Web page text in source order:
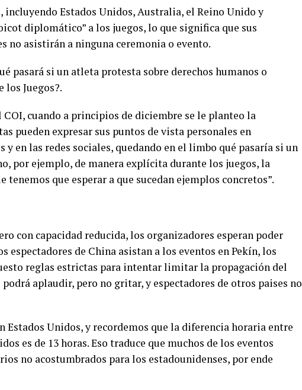
incluyendo Estados Unidos, Australia, el Reino Unido y
diplomático” a los juegos, lo que significa que sus
no asistirán a ninguna ceremonia o evento.
pasará si un atleta protesta sobre derechos humanos o
Juegos?.
cuando a principios de diciembre se le planteo la
pueden expresar sus puntos de vista personales en
en las redes sociales, quedando en el limbo qué pasaría si un
por ejemplo, de manera explícita durante los juegos, la
tenemos que esperar a que sucedan ejemplos concretos”.
con capacidad reducida, los organizadores esperan poder
espectadores de China asistan a los eventos en Pekín, los
reglas estrictas para intentar limitar la propagación del
aplaudir, pero no gritar, y espectadores de otros paises no
Estados Unidos, y recordemos que la diferencia horaria entre
es de 13 horas. Eso traduce que muchos de los eventos
no acostumbrados para los estadounidenses, por ende